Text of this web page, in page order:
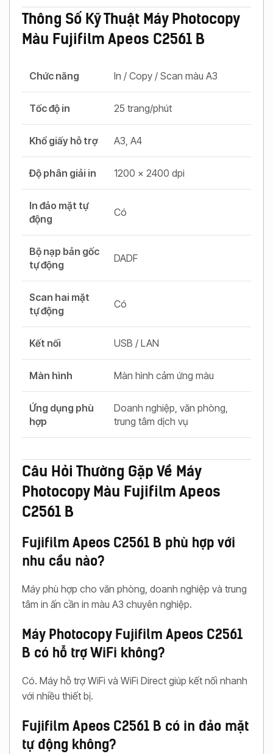
Thông Số Kỹ Thuật Máy Photocopy
Màu Fujifilm Apeos C2561 B
Chức năng In / Copy / Scan màu A3
Tốc độ in 25 trang/phút
Khổ giấy hỗ trợ A3, A4
Độ phân giải in 1200 x 2400 dpi
In đảo mặt tự
động
Có
Bộ nạp bản gốc
tự động
DADF
Scan hai mặt
tự động
Có
Kết nối USB / LAN
Màn hình Màn hình cảm ứng màu
Ứng dụng phù
hợp
Doanh nghiệp, văn phòng,
trung tâm dịch vụ
Câu Hỏi Thường Gặp Về Máy
Photocopy Màu Fujifilm Apeos
C2561 B
Fujifilm Apeos C2561 B phù hợp với
nhu cầu nào?
Máy phù hợp cho văn phòng, doanh nghiệp và trung
tâm in ấn cần in màu A3 chuyên nghiệp.
Máy Photocopy Fujifilm Apeos C2561
B có hỗ trợ WiFi không?
Có. Máy hỗ trợ WiFi và WiFi Direct giúp kết nối nhanh
với nhiều thiết bị.
Fujifilm Apeos C2561 B có in đảo mặt
tự động không?